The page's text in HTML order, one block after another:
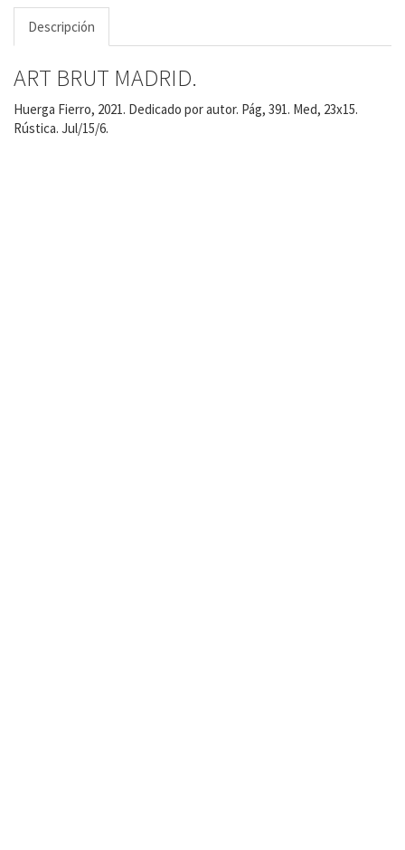
Descripción
ART BRUT MADRID.
Huerga Fierro, 2021. Dedicado por autor. Pág, 391. Med, 23x15.
Rústica. Jul/15/6.